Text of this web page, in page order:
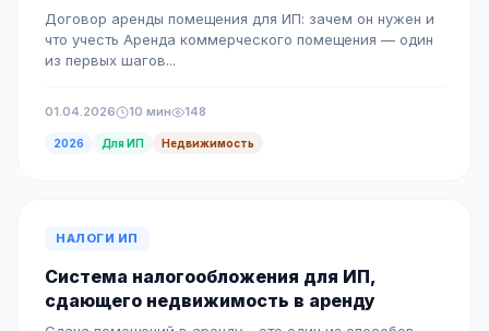
Договор аренды помещения для ИП: зачем он нужен и
что учесть Аренда коммерческого помещения — один
из первых шагов...
01.04.2026 10 мин 148
2026 Для ИП Недвижимость
НАЛОГИ ИП
Система налогообложения для ИП,
сдающего недвижимость в аренду